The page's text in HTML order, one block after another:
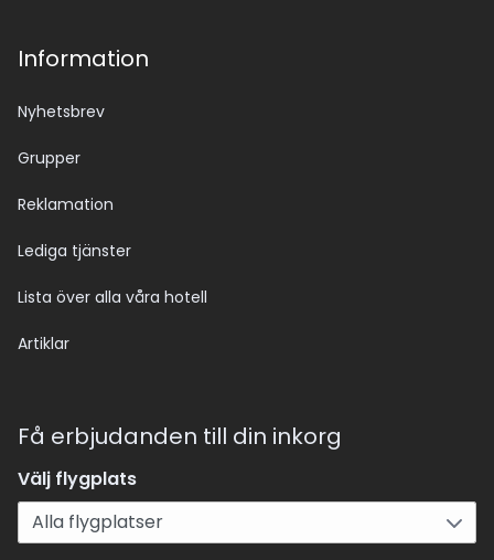
Information
Nyhetsbrev
Grupper
Reklamation
Lediga tjänster
Lista över alla våra hotell
Artiklar
Få erbjudanden till din inkorg
Välj flygplats